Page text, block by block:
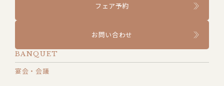
フェア予約
お問い合わせ
BANQUET
宴会・会議